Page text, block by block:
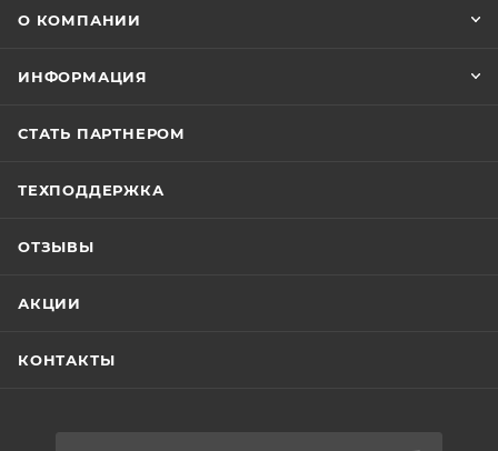
О КОМПАНИИ
ИНФОРМАЦИЯ
СТАТЬ ПАРТНЕРОМ
ТЕХПОДДЕРЖКА
ОТЗЫВЫ
АКЦИИ
КОНТАКТЫ